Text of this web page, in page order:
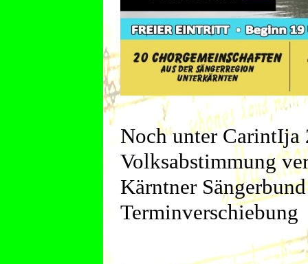
Noch unter CarintIja
Volksabstimmung
Kärntner